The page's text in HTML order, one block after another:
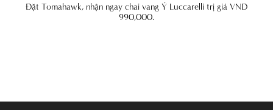
Đặt Tomahawk, nhận ngay chai vang Ý Luccarelli trị giá VND
990,000.